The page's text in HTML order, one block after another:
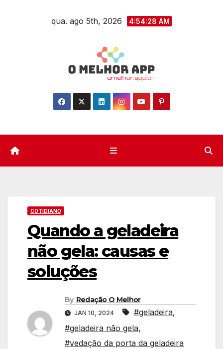
qua. ago 5th, 2026 4:54:29 AM
COTIDIANO
Quando a geladeira
não gela: causas e
soluções
By Redação O Melhor
JAN 10, 2024 #geladeira,
#geladeira não gela,
#vedação da porta da geladeira